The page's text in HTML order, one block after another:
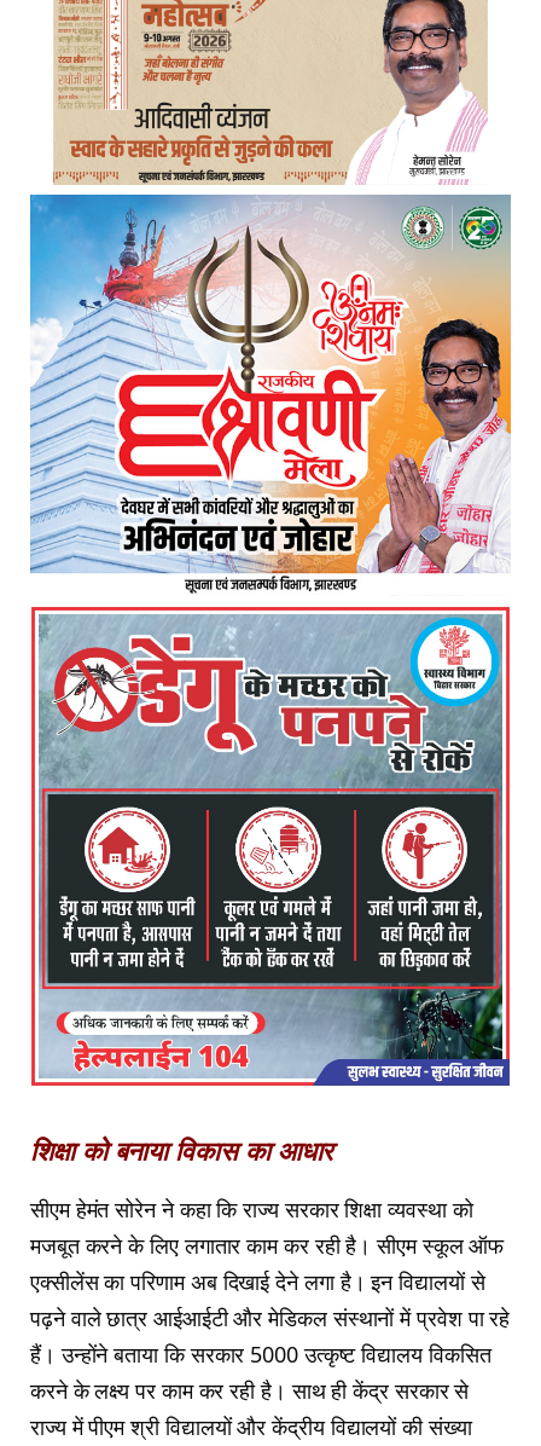
शिक्षा को बनाया विकास का आधार
सीएम हेमंत सोरेन ने कहा कि राज्य सरकार शिक्षा व्यवस्था को
मजबूत करने के लिए लगातार काम कर रही है। सीएम स्कूल ऑफ
एक्सीलेंस का परिणाम अब दिखाई देने लगा है। इन विद्यालयों से
पढ़ने वाले छात्र आईआईटी और मेडिकल संस्थानों में प्रवेश पा रहे
हैं। उन्होंने बताया कि सरकार 5000 उत्कृष्ट विद्यालय विकसित
करने के लक्ष्य पर काम कर रही है। साथ ही केंद्र सरकार से
राज्य में पीएम श्री विद्यालयों और केंद्रीय विद्यालयों की संख्या